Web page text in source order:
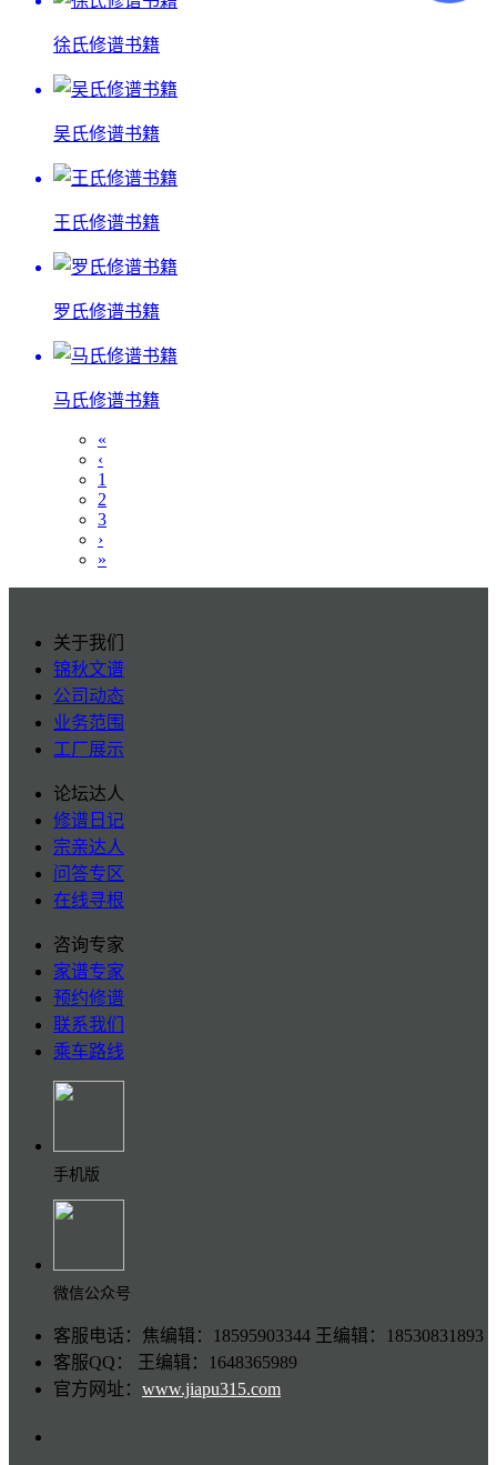
徐氏修谱书籍
吴氏修谱书籍
王氏修谱书籍
罗氏修谱书籍
马氏修谱书籍
«
‹
1
2
3
›
»
关于我们
锦秋文谱
公司动态
业务范围
工厂展示
论坛达人
修谱日记
宗亲达人
问答专区
在线寻根
咨询专家
家谱专家
预约修谱
联系我们
乘车路线
手机版
微信公众号
客服电话：焦编辑：18595903344 王编辑：18530831893
客服QQ： 王编辑：1648365989
官方网址： www.jiapu315.com